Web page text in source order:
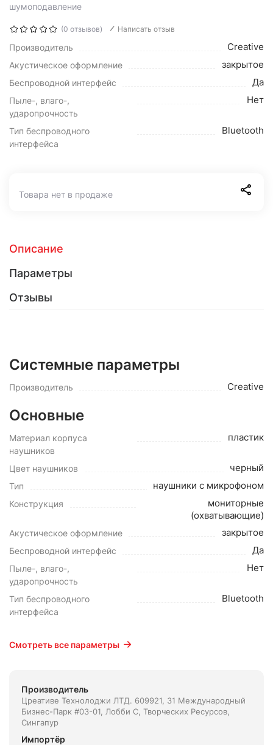
шумоподавление
(0 отзывов) Написать отзыв
Производитель Creative
Акустическое оформление закрытое
Беспроводной интерфейс Да
Пыле-, влаго-,
ударопрочность
Нет
Тип беспроводного
интерфейса
Bluetooth
Товара нет в продаже
Описание
Параметры
Отзывы
Системные параметры
Производитель Creative
Основные
Материал корпуса
наушников
пластик
Цвет наушников черный
Тип наушники с микрофоном
Конструкция
мониторные
(охватывающие)
Акустическое оформление закрытое
Беспроводной интерфейс Да
Пыле-, влаго-,
ударопрочность
Нет
Тип беспроводного
интерфейса
Bluetooth
Смотреть все параметры
Производитель
Цреативе Технолоджи ЛТД. 609921, 31 Международный
Бизнес-Парк #03-01, Лобби С, Творческих Ресурсов,
Сингапур
Импортёр